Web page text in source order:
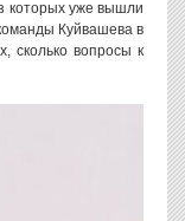
которых уже вышли
Куйвашева в
сколько вопросы к